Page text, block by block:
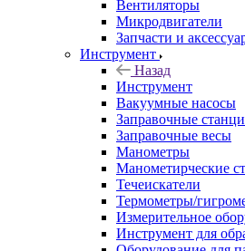
Вентиляторы
Микродвигатели
Запчасти и
Инструмент
Назад
Инструмент
Вакуумные насосы
Заправочные
Заправочные весы
Манометры
Манометирческие
Течеискатели
Термометры/
Измерительное
Инструмент для